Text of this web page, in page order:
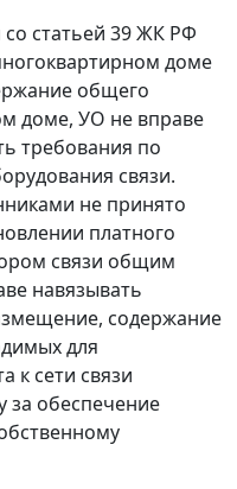
со статьей 39 ЖК РФ
доме
общего
доме, УО не вправе
требования по
связи.
не принято
платного
связи общим
навязывать
содержание
для
к сети связи
за обеспечение